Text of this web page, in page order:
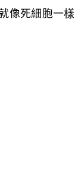
像死細胞一樣